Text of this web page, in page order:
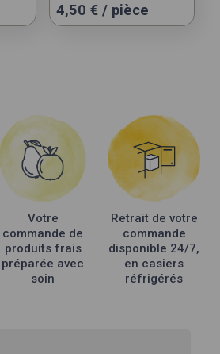
4,50 € / pièce
Votre
commande de
produits frais
préparée avec
soin
Retrait de votre
commande
disponible 24/7,
en casiers
réfrigérés